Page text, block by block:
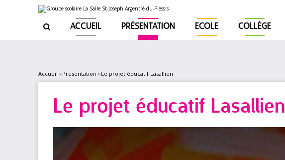
 ACCUEIL PRÉSENTATION ECOLE COLLÈGE
Accueil › Présentation › Le projet éducatif Lasallien
Le projet éducatif Lasallien